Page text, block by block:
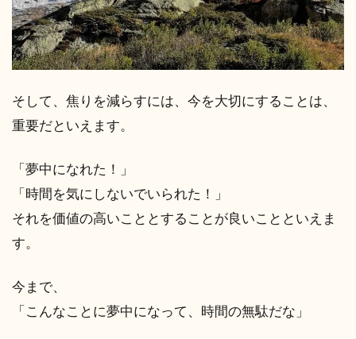
そして、焦りを減らすには、今を大切にすることは、
重要だといえます。
「夢中になれた！」
「時間を気にしないでいられた！」
それを価値の高いこととすることが良いことといえま
す。
今まで、
「こんなことに夢中になって、時間の無駄だな」